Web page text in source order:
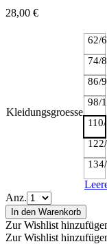
28,00 €
Kleidungsgroesse
62/
74/
86/
98/
Anz.
In den Warenkorb
Zur Wishlist
Zur Wishlist